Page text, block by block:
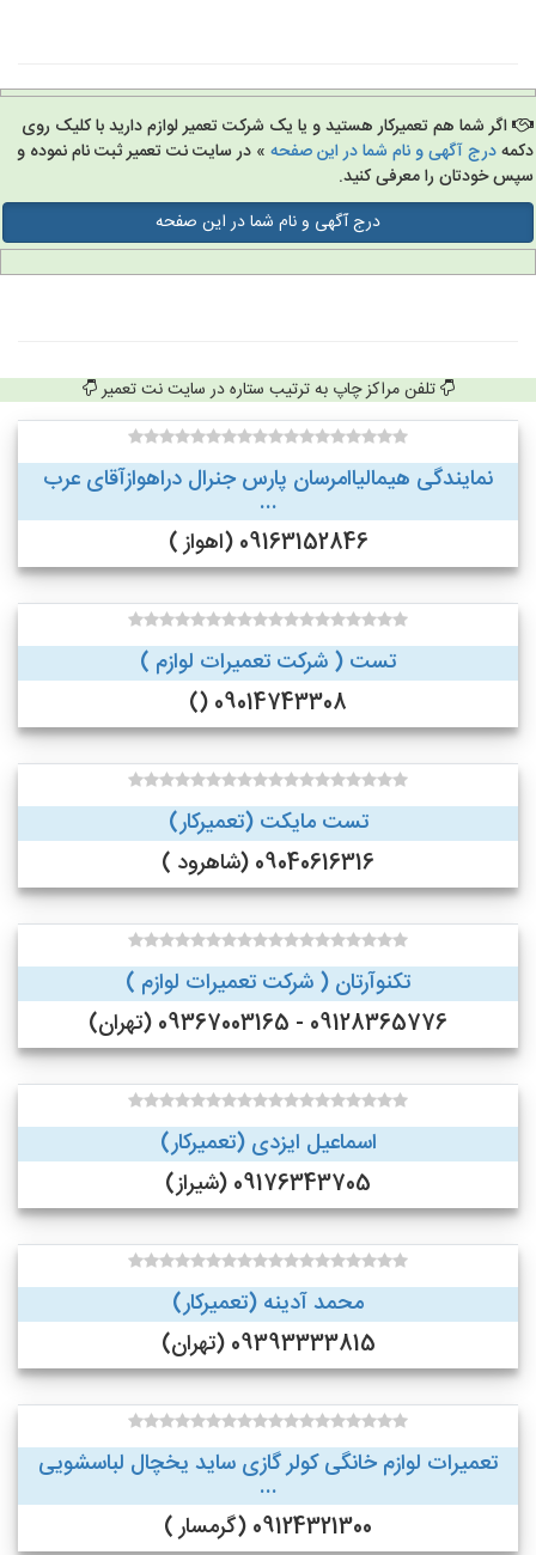
اگر شما هم تعمیرکار هستید و یا یک شرکت تعمیر لوازم دارید با کلیک روی
درج آگهی و نام شما در این صفحه» در سایت نت تعمیر ثبت نام نموده و
خودتان را معرفی کنید.
درج آگهی و نام شما در این صفحه
تلفن مراکز چاپ به ترتیب ستاره در سایت نت تعمیر
نمایندگی هیمالیاامرسان پارس جنرال دراهوازآقای عرب
...
09163152846 (اهواز )
تست ( شرکت تعمیرات لوازم )
09014743308 ()
تست مایکت (تعمیرکار)
09040616316 (شاهرود )
تکنوآرتان ( شرکت تعمیرات لوازم )
09128365776 - 09367003165 (تهران)
اسماعیل ایزدی (تعمیرکار)
09176343705 (شیراز)
محمد آدینه (تعمیرکار)
09393333815 (تهران)
تعمیرات لوازم خانگی کولر گازی ساید یخچال لباسشویی
...
09124321300 (گرمسار )